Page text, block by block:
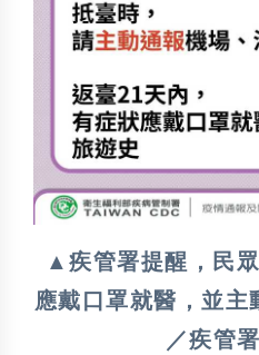
▲疾管署提醒，民
應戴口罩就醫，並主
／疾管